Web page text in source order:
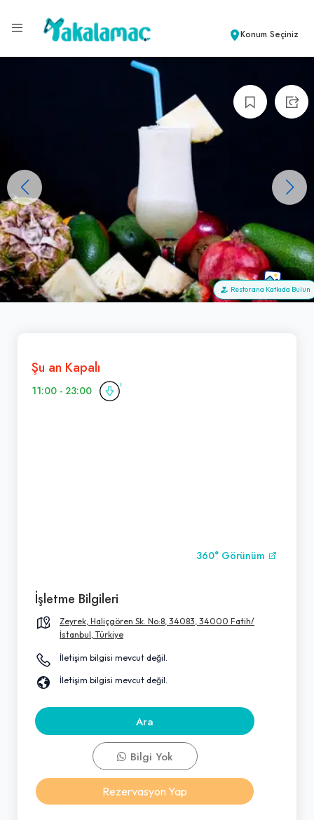
Konum Seçiniz
+6
Restorana Katkıda Bulun
Şu an Kapalı
11:00 - 23:00
360° Görünüm
İşletme Bilgileri
Zeyrek, Haliçgören Sk. No:8, 34083, 34000 Fatih/
İstanbul, Türkiye
İletişim bilgisi mevcut değil.
İletişim bilgisi mevcut değil.
Ara
Bilgi Yok
Rezervasyon Yap